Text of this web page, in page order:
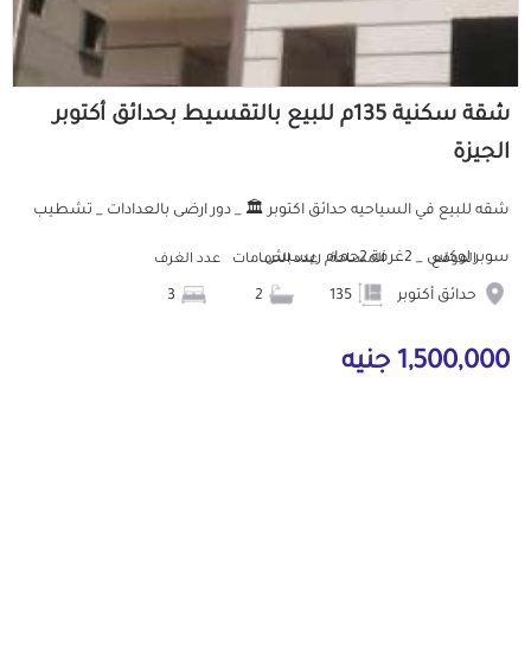
شقة سكنية 135م للبيع بالتقسيط بحدائق أكتوبر
الجيزة
شقه للبيع في السياحيه حدائق اكتوبر 🏛️ _ دور ارضى بالعدادات _ تشطيب
سوبر لوكس _ 2غرفة 2حمام ريسبش...
الموقع
حدائق أكتوبر
المساحة عدد الحمامات عدد الغرف
1,500,000 جنيه